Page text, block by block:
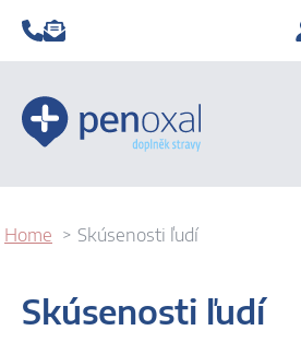
Home Skúsenosti ľudí
Skúsenosti ľudí